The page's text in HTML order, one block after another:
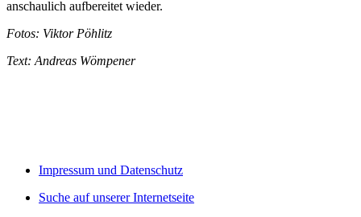
anschaulich aufbereitet wieder.
Fotos: Viktor Pöhlitz
Text: Andreas Wömpener
Impressum und Datenschutz
Suche auf unserer Internetseite